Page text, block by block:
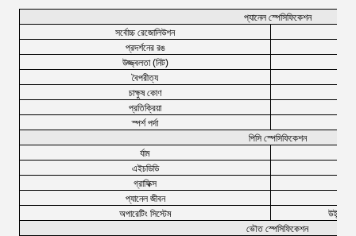
প্যানেল স্পেসিফিকেশন
সর্বোচ্চ রেজোলিউশন
প্রদর্শনের রঙ
উজ্জ্বলতা (নিট)
বৈপরীত্য
চাক্ষুষ কোণ
প্রতিক্রিয়া
স্পর্শ পর্দা
পিসি স্পেসিফিকেশন
র্যাম
এইচডিডি
গ্রাফিক্স
প্যানেল জীবন
অপারেটিং সিস্টেম
উইন্ডোজ
ভৌত স্পেসিফিকেশন